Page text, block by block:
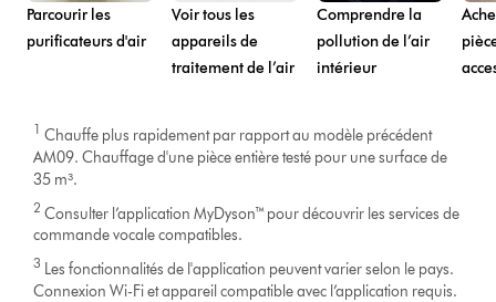
Parcourir les
purificateurs d'air
Voir tous les
appareils de
traitement de l’air
Comprendre la
pollution de l’air
intérieur
1 Chauffe plus rapidement par rapport au modèle précédent
AM09. Chauffage d'une pièce entière testé pour une surface de
35 m³.
2 Consulter l’application MyDyson™ pour découvrir les services de
commande vocale compatibles.
3 Les fonctionnalités de l'application peuvent varier selon le pays.
Connexion Wi-Fi et appareil compatible avec l’application requis.